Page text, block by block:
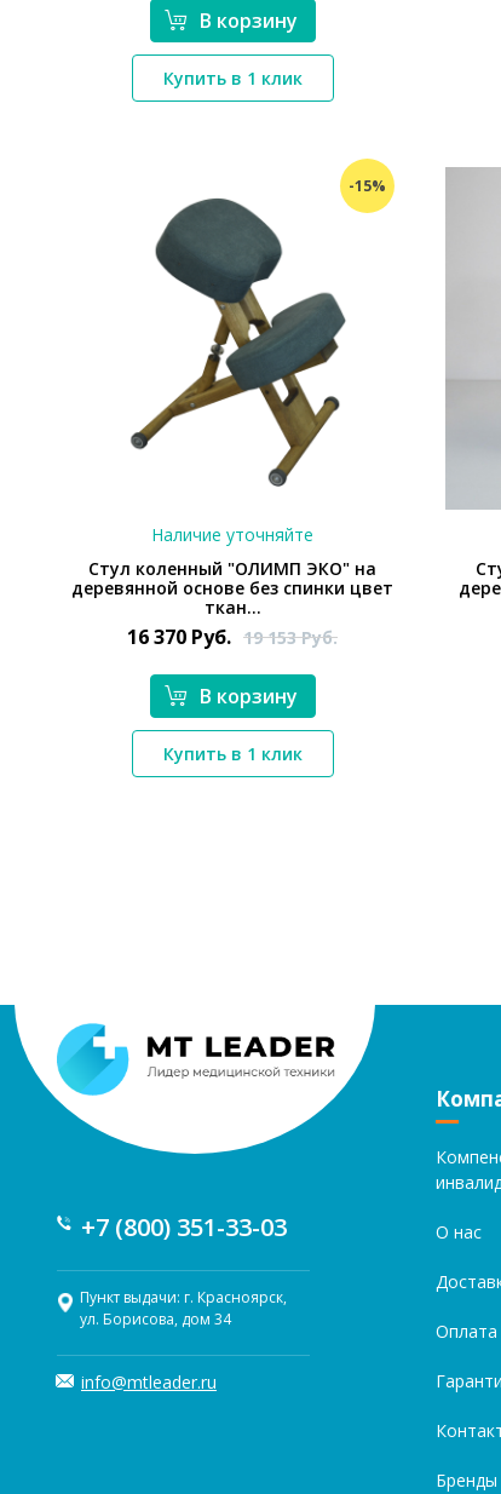
*}
В корзину
Купить в 1 клик
-15%
*}
Наличие уточняйте
Стул коленный "ОЛИМП ЭКО" на
деревянной основе без спинки цвет
ткан...
16 370 Руб. 19 153Руб.
В корзину
Купить в 1 клик
+7 (800) 351-33-03
Пункт выдачи: г. Красноярск,
ул. Борисова, дом 34
info@mtleader.ru
О нас
Оплата
Бренды